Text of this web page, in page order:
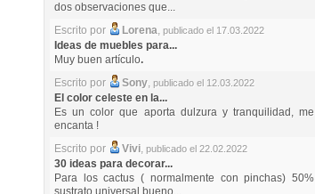
dos observaciones que...
Escrito por
Lorena, publicado el 17.03.2022
Ideas de muebles para...
Muy buen artículo.
Escrito por
Sony, publicado el 12.03.2022
El color celeste en la...
Es un color que aporta dulzura y tranquilidad, me
encanta !
Escrito por
Vivi, publicado el 22.02.2022
30 ideas para decorar...
Para los cactus ( normalmente con pinchas) 50%
sustrato universal bueno...